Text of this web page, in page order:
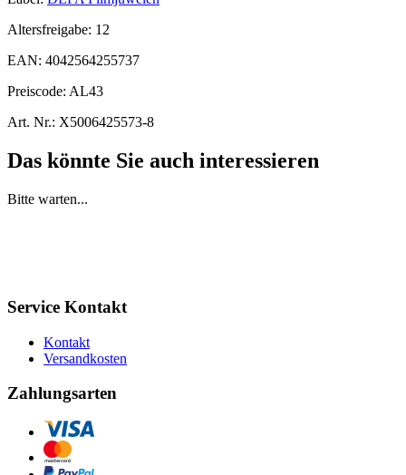
Altersfreigabe: 12
EAN: 4042564255737
Preiscode: AL43
Art. Nr.: X5006425573-8
Das könnte Sie auch interessieren
Bitte warten...
Service Kontakt
Kontakt
Versandkosten
Zahlungsarten